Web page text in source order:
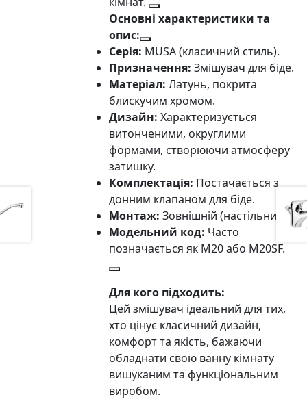
Основні характеристики та
опис:
Серія: MUSA (класичний стиль).
Призначення: Змішувач для біде.
Матеріал: Латунь, покрита
блискучим хромом.
Дизайн: Характеризується
витонченими, округлими
формами, створюючи атмосферу
затишку.
Комплектація: Постачається з
донним клапаном для біде.
Монтаж: Зовнішній (настільний).
Модельний код: Часто
позначається як M20 або M20SF.
Для кого підходить:
Цей змішувач ідеальний для тих,
хто цінує класичний дизайн,
комфорт та якість, бажаючи
обладнати свою ванну кімнату
вишуканим та функціональним
виробом.